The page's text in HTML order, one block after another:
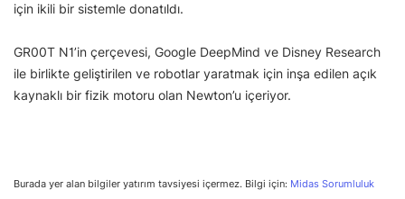
için ikili bir sistemle donatıldı.
GR00T N1’in çerçevesi, Google DeepMind ve Disney Research
ile birlikte geliştirilen ve robotlar yaratmak için inşa edilen açık
kaynaklı bir fizik motoru olan Newton’u içeriyor.
Burada yer alan bilgiler yatırım tavsiyesi içermez. Bilgi için: Midas Sorumluluk